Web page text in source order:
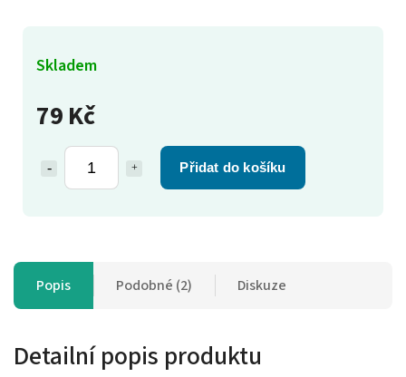
79 Kč
Přidat do košíku
Skladem
Popis Podobné (2) Diskuze
Detailní popis produktu